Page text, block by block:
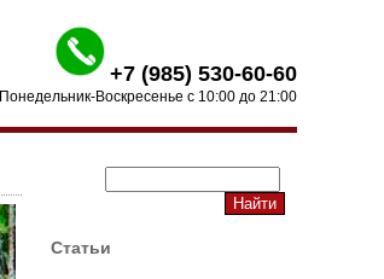
+7 (985) 530-60-60
Понедельник-Воскресенье с 10:00 до 21:00
Статьи